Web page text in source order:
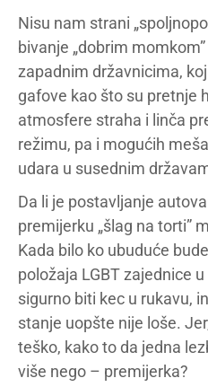
Nisu nam strani
bivanje „dobrim
zapadnim državnicima,
gafove kao što su pretnje
atmosfere straha i linča
režimu, pa i mogućih
udara u susednim
Da li je postavljanje
premijerku „šlag na torti”
Kada bilo ko ubuduće
položaja LGBT zajednice
sigurno biti kec u rukavu,
stanje uopšte nije loše.
teško, kako to da jedna
više nego – premijerka?